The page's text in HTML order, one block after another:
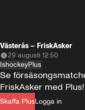
Västerås – FriskAsker
29 augusti 12:50
IshockeyPlus
Skaffa PlusLogga in
Se
FriskAsker med